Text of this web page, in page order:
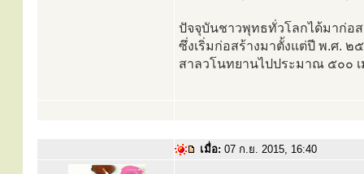
ปัจจุบันชาวพุทธทั่วโลกได้มาก่อ
ซึ่งเริ่มก่อสร้างมาตั้งแต่ปี พ.ศ. ๒
สาลวโนทยานไปประมาณ ๕๐๐
เมื่อ: 07 ก.ย. 2015, 16:40